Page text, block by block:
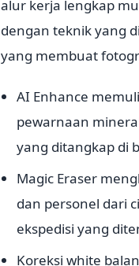
alur kerja lengkap
dengan teknik yang
yang membuat
AI Enhance
pewarnaan
yang ditangkap di
Magic Eraser
dan personel dari
ekspedisi yang
Koreksi white